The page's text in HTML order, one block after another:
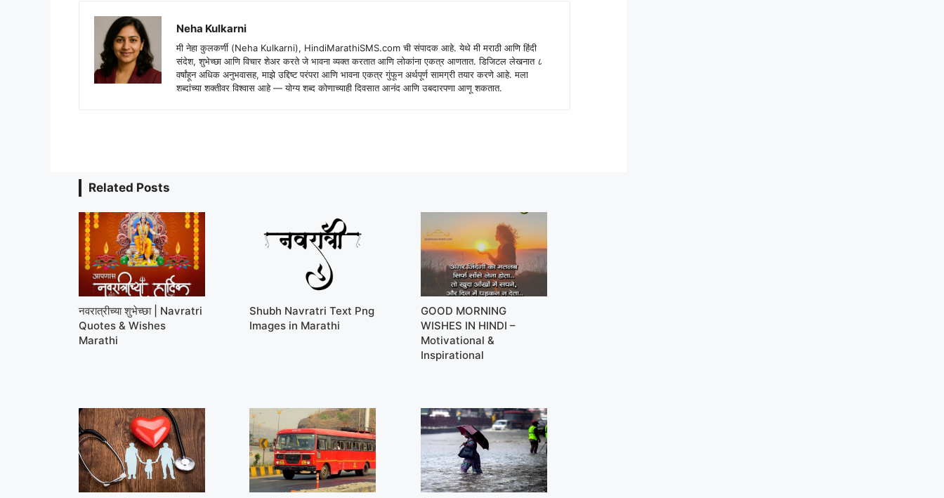
Neha Kulkarni
मी नेहा कुलकर्णी (Neha Kulkarni), HindiMarathiSMS.com ची संपादक आहे. येथे मी मराठी आणि हिंदी
संदेश, शुभेच्छा आणि विचार शेअर करते जे भावना व्यक्त करतात आणि लोकांना एकत्र आणतात. डिजिटल लेखनात ८
वर्षांहून अधिक अनुभवासह, माझे उद्दिष्ट परंपरा आणि भावना एकत्र गुंफून अर्थपूर्ण सामग्री तयार करणे आहे. मला
शब्दांच्या शक्तीवर विश्वास आहे — योग्य शब्द कोणाच्याही दिवसात आनंद आणि उबदारपणा आणू शकतात.
Related Posts
नवरात्रीच्या शुभेच्छा | Navratri
Quotes & Wishes
Marathi
Shubh Navratri Text Png
Images in Marathi
GOOD MORNING
WISHES IN HINDI –
Motivational &
Inspirational